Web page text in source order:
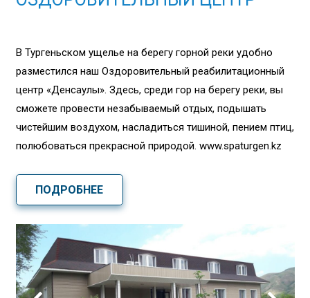
В Тургеньском ущелье на берегу горной реки удобно
разместился наш Оздоровительный реабилитационный
центр «Денсаулық». Здесь, среди гор на берегу реки, вы
сможете провести незабываемый отдых, подышать
чистейшим воздухом, насладиться тишиной, пением птиц,
полюбоваться прекрасной природой. www.spaturgen.kz
ПОДРОБНЕЕ